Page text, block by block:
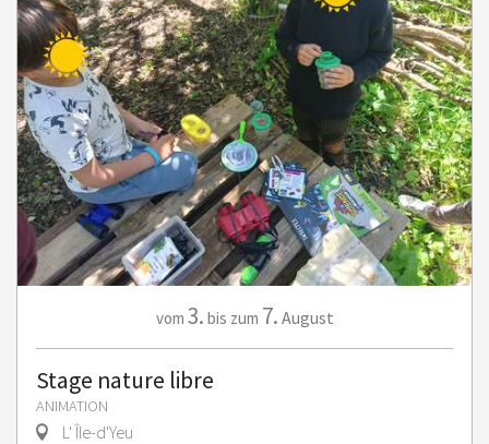
vom 3. bis zum 7. August
Stage nature libre
ANIMATION
L' Île-d'Yeu